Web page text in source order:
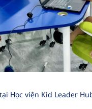
Học viện Kid Leader